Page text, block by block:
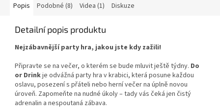
Popis Podobné (8) Videa (1) Diskuze
Detailní popis produktu
Nejzábavnější party hra, jakou jste kdy zažili!
Připravte se na večer, o kterém se bude mluvit ještě týdny. Do
or Drinkje odvážná party hra v krabici, která posune každou
oslavu, posezení s přáteli nebo herní večer na úplně novou
úroveň. Zapomeňte na nudné úkoly – tady vás čeká jen čistý
adrenalin a nespoutaná zábava.